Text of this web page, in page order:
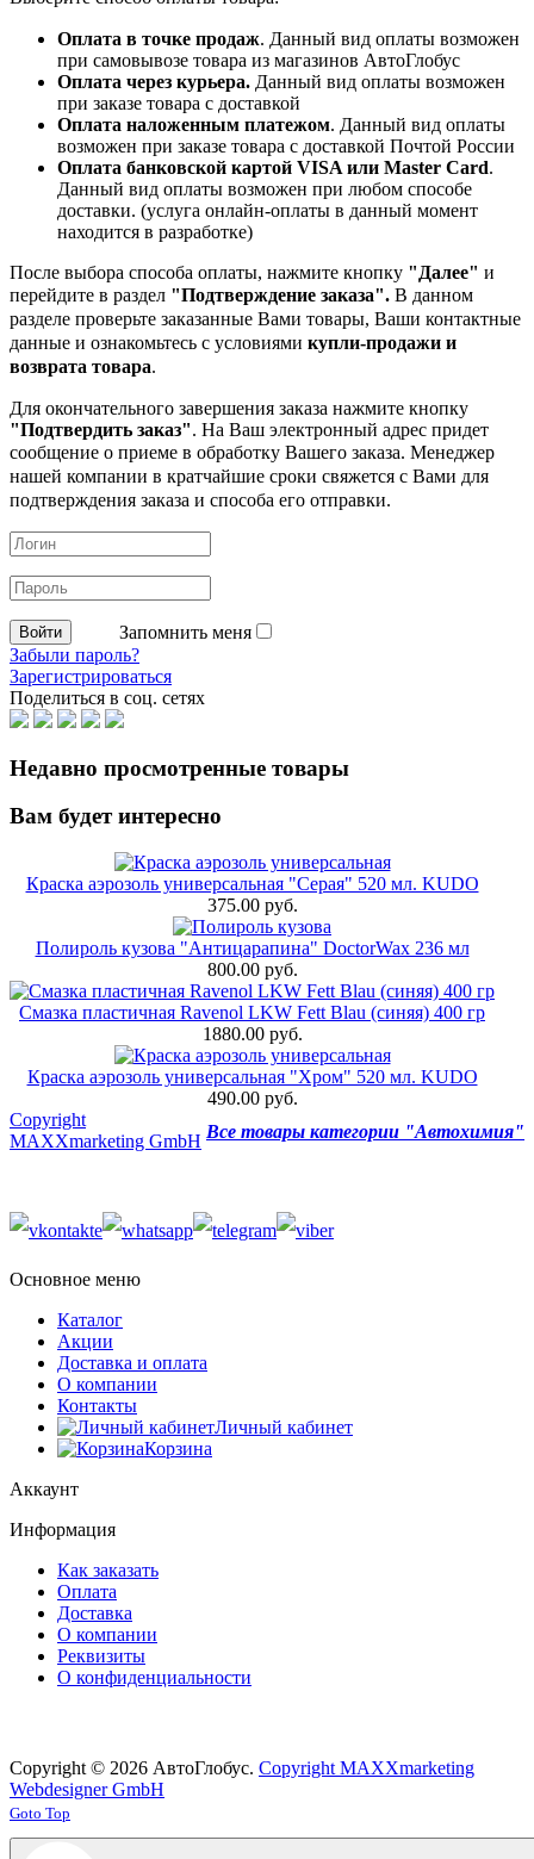
Оплата в точке продаж. Данный вид оплаты возможен
при самовывозе товара из магазинов АвтоГлобус
Оплата через курьера. Данный вид оплаты возможен
при заказе товара с доставкой
Оплата наложенным платежом. Данный вид оплаты
возможен при заказе товара с доставкой Почтой России
Оплата банковской картой VISA или Master Card.
Данный вид оплаты возможен при любом способе
доставки. (услуга онлайн-оплаты в данный момент
находится в разработке)
После выбора способа оплаты, нажмите кнопку "Далее" и
перейдите в раздел "Подтверждение заказа". В данном
разделе проверьте заказанные Вами товары, Ваши контактные
данные и ознакомьтесь с условиями купли-продажи и
возврата товара.
Для окончательного завершения заказа нажмите кнопку
"Подтвердить заказ". На Ваш электронный адрес придет
сообщение о приеме в обработку Вашего заказа. Менеджер
нашей компании в кратчайшие сроки свяжется с Вами для
подтверждения заказа и способа его отправки.
Запомнить меня
Забыли пароль?
Зарегистрироваться
Поделиться в соц. сетях
Недавно просмотренные товары
Вам будет интересно
Краска аэрозоль универсальная "Серая" 520 мл. KUDO
375.00 руб.
Полироль кузова "Антицарапина" DoctorWax 236 мл
800.00 руб.
Смазка пластичная Ravenol LKW Fett Blau (синяя) 400 гр
1880.00 руб.
Краска аэрозоль универсальная "Хром" 520 мл. KUDO
490.00 руб.
Все товары категории "Автохимия"
Copyright
MAXXmarketing GmbH
Основное меню
Каталог
Акции
Доставка и оплата
О компании
Контакты
Личный кабинет
Корзина
Аккаунт
Информация
Как заказать
Оплата
Доставка
О компании
Реквизиты
О конфиденциальности
Copyright © 2026 АвтоГлобус. Copyright MAXXmarketing
Webdesigner GmbH
Joomla! 3 Templates
Goto Top